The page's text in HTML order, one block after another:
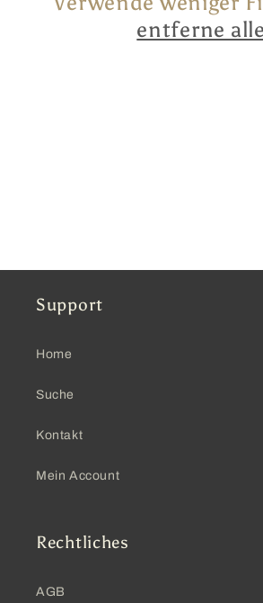
entferne alle
Support
Home
Suche
Kontakt
Mein Account
Rechtliches
AGB